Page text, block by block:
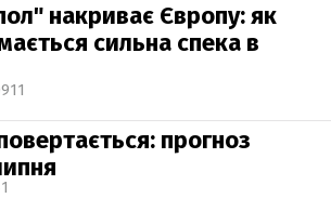
накриває Європу: як
сильна спека в
прогноз